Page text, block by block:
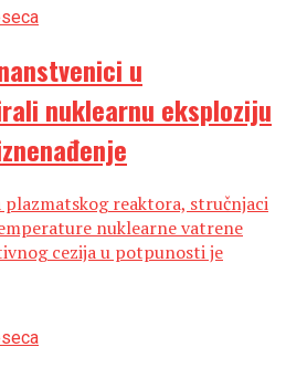
u
nuklearnu eksploziju
reaktora, stručnjaci
nuklearne vatrene
cezija u potpunosti je